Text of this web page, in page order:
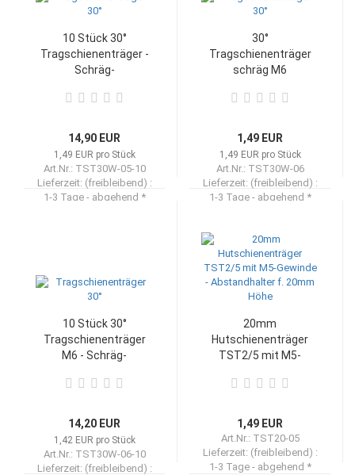
10 Stück 30°
Tragschienenträger -
Schräg-
14,90 EUR
1,49 EUR pro Stück
Art.Nr.: TST30W-05-10
Lieferzeit: (freibleibend) :
1-3 Tage - abgehend *
30°
Tragschienenträger
schräg M6
1,49 EUR
1,49 EUR pro Stück
Art.Nr.: TST30W-06
Lieferzeit: (freibleibend) :
1-3 Tage - abgehend *
10 Stück 30°
Tragschienenträger
M6 - Schräg-
14,20 EUR
1,42 EUR pro Stück
Art.Nr.: TST30W-06-10
Lieferzeit: (freibleibend) :
20mm
Hutschienenträger
TST2/5 mit M5-
Abstandhalter f.
1,49 EUR
Art.Nr.: TST20-05
Lieferzeit: (freibleibend) :
1-3 Tage - abgehend *